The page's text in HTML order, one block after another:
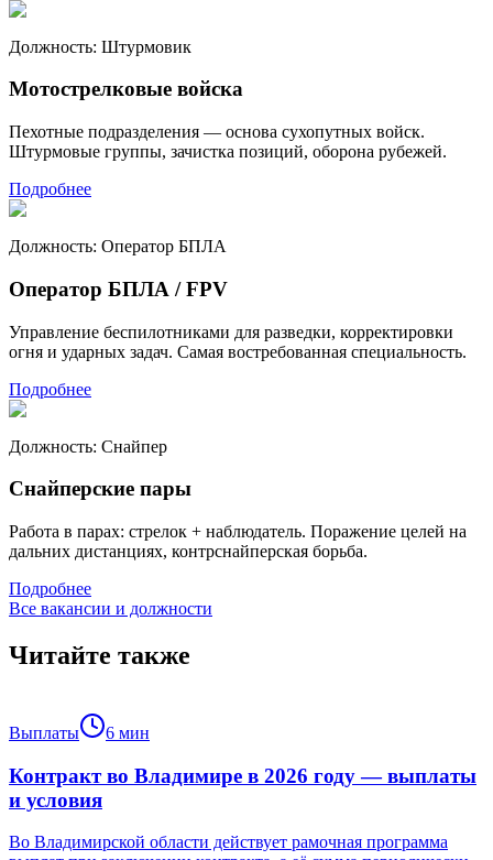
Должность: Штурмовик
Мотострелковые войска
Пехотные подразделения — основа сухопутных войск.
Штурмовые группы, зачистка позиций, оборона рубежей.
Подробнее
Должность: Оператор БПЛА
Оператор БПЛА / FPV
Управление беспилотниками для разведки, корректировки
огня и ударных задач. Самая востребованная специальность.
Подробнее
Должность: Снайпер
Снайперские пары
Работа в парах: стрелок + наблюдатель. Поражение целей на
дальних дистанциях, контрснайперская борьба.
Подробнее
Все вакансии и должности
Читайте также
Выплаты 6 мин
Контракт во Владимире в 2026 году — выплаты
и условия
Во Владимирской области действует рамочная программа